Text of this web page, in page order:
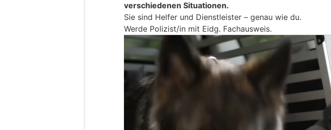
verschiedenen Situationen.
Sie sind Helfer und Dienstleister – genau wie du.
Werde Polizist/in mit Eidg. Fachausweis.